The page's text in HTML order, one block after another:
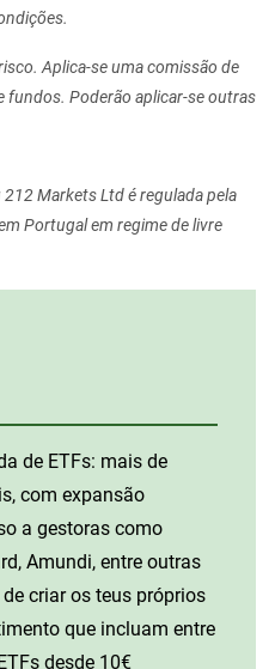
Aplica-se uma comissão de
fundos. Poderão aplicar-se outras
Markets Ltd é regulada pela
Portugal em regime de livre
de ETFs: mais de
com expansão
a gestoras como
Amundi, entre outras
criar os teus próprios
que incluam entre
desde 10€